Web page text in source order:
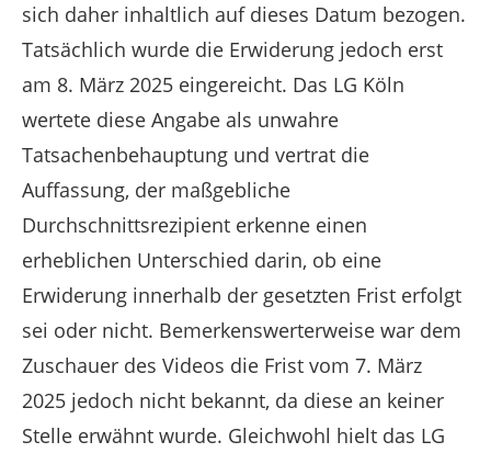
sich daher inhaltlich auf dieses Datum bezogen.
Tatsächlich wurde die Erwiderung jedoch erst
am 8. März 2025 eingereicht. Das LG Köln
wertete diese Angabe als unwahre
Tatsachenbehauptung und vertrat die
Auffassung, der maßgebliche
Durchschnittsrezipient erkenne einen
erheblichen Unterschied darin, ob eine
Erwiderung innerhalb der gesetzten Frist erfolgt
sei oder nicht. Bemerkenswerterweise war dem
Zuschauer des Videos die Frist vom 7. März
2025 jedoch nicht bekannt, da diese an keiner
Stelle erwähnt wurde. Gleichwohl hielt das LG